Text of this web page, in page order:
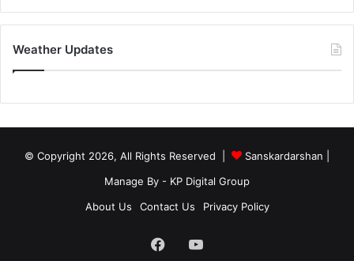
Weather Updates
© Copyright 2026, All Rights Reserved | Sanskardarshan
Manage By - KP Digital Group
About Us
Contact Us Privacy Policy
FacebookYouTube